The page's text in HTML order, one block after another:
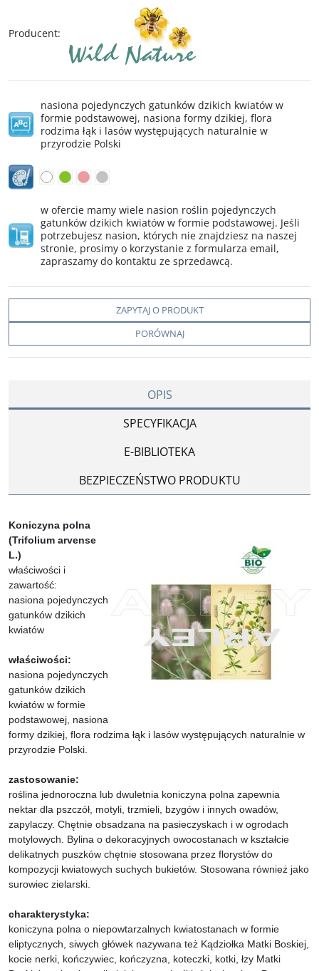
Producent:
nasiona pojedynczych gatunków dzikich kwiatów w
formie podstawowej, nasiona formy dzikiej, flora
rodzima łąk i lasów występujących naturalnie w
przyrodzie Polski
w ofercie mamy wiele nasion roślin pojedynczych
gatunków dzikich kwiatów w formie podstawowej. Jeśli
potrzebujesz nasion, których nie znajdziesz na naszej
stronie, prosimy o korzystanie z formularza email,
zapraszamy do kontaktu ze sprzedawcą.
ZAPYTAJ O PRODUKT
PORÓWNAJ
OPIS
SPECYFIKACJA
E-BIBLIOTEKA
BEZPIECZEŃSTWO PRODUKTU
Koniczyna polna
(Trifolium arvense
L.)
właściwości i
zawartość:
nasiona pojedynczych
gatunków dzikich
kwiatów
właściwości:
nasiona pojedynczych
gatunków dzikich
kwiatów w formie
podstawowej, nasiona
formy dzikiej, flora rodzima łąk i lasów występujących naturalnie w
przyrodzie Polski.
zastosowanie:
roślina jednoroczna lub dwuletnia koniczyna polna zapewnia
nektar dla pszczół, motyli, trzmieli, bzygów i innych owadów,
zapylaczy. Chętnie obsadzana na pasieczyskach i w ogrodach
motylowych. Bylina o dekoracyjnych owocostanach w kształcie
delikatnych puszków chętnie stosowana przez florystów do
kompozycji kwiatowych suchych bukietów. Stosowana również jako
surowiec zielarski.
charakterystyka:
koniczyna polna o niepowtarzalnych kwiatostanach w formie
eliptycznych, siwych główek nazywana też Kądziołka Matki Boskiej,
kocie nerki, kończywiec, kończyzna, koteczki, kotki, łzy Matki